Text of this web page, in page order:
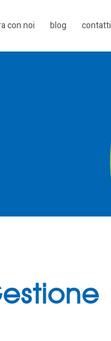
con noi blog contatti